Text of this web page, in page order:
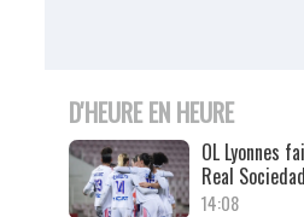
D'HEURE EN HEURE
OL Lyonnes
Real Sociedad
14:08